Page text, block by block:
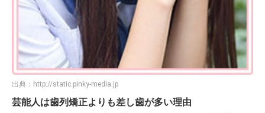
出典： http://static.pinky-media.jp
芸能人は歯列矯正よりも差し歯が多い理由